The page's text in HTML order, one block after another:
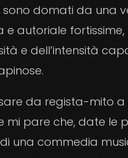
sono domati da una
e autoriale fortissime,
e dell’intensità
da regista-mito a
mi pare che, date le
una commedia